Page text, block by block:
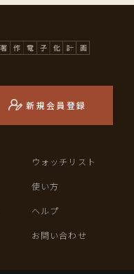
新規会員登録
ウォッチリスト
使い方
ヘルプ
お問い合わせ